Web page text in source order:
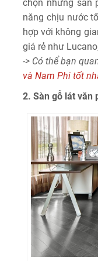
chọn những sản
năng chịu nước
hợp với không
giá rẻ như
-> Có thể bạn
và Nam Phi tốt
2. Sàn gỗ lát văn